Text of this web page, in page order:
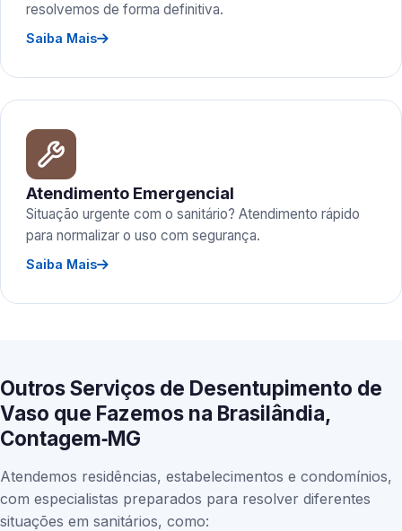
resolvemos de forma definitiva.
Saiba Mais
Atendimento Emergencial
Situação urgente com o sanitário? Atendimento rápido
para normalizar o uso com segurança.
Saiba Mais
Outros Serviços de Desentupimento de
Vaso que Fazemos na Brasilândia,
Contagem‑MG
Atendemos residências, estabelecimentos e condomínios,
com especialistas preparados para resolver diferentes
situações em sanitários, como: